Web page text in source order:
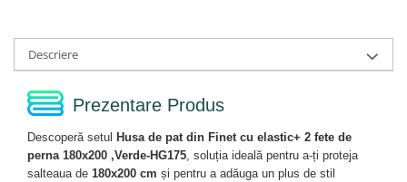
Descriere
Prezentare Produs
Descoperă setul Husa de pat din Finet cu elastic+ 2 fete de
perna 180x200 ,Verde-HG175, soluția ideală pentru a-ți proteja
salteaua de 180x200 cm și pentru a adăuga un plus de stil